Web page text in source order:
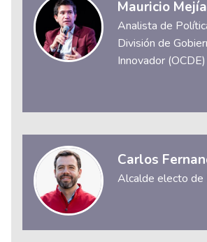
Mauricio Mejía
Analista de
División de
Innovador (OCDE)
Carlos
Alcalde electo de